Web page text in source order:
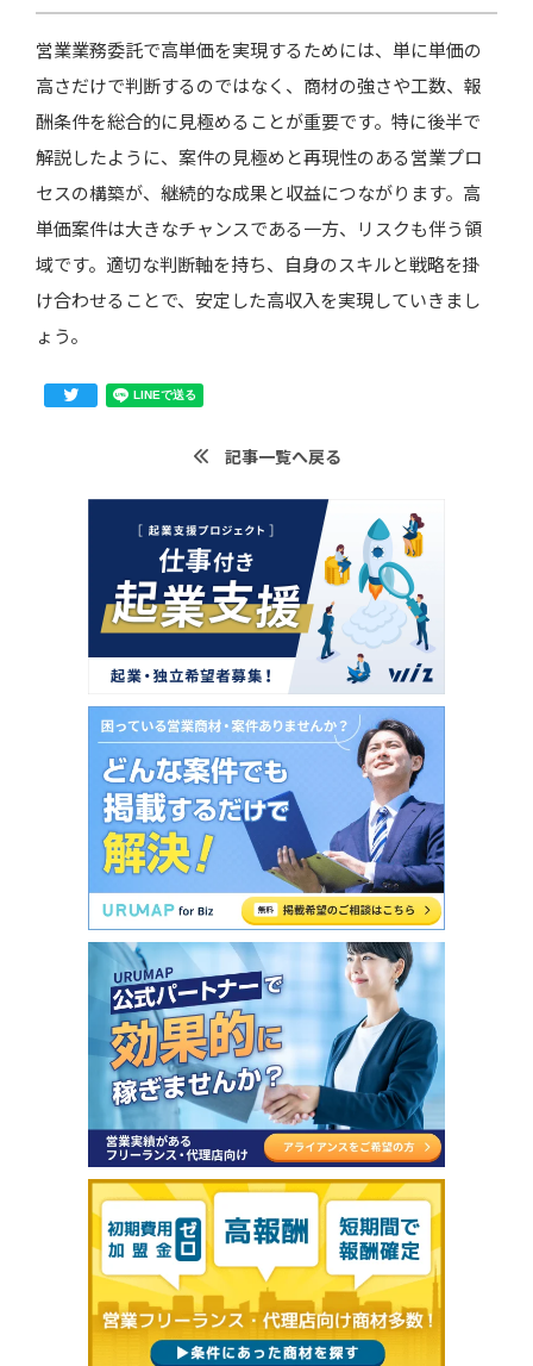
営業業務委託で高単価を実現するためには、単に単価の
高さだけで判断するのではなく、商材の強さや工数、報
酬条件を総合的に見極めることが重要です。特に後半で
解説したように、案件の見極めと再現性のある営業プロ
セスの構築が、継続的な成果と収益につながります。高
単価案件は大きなチャンスである一方、リスクも伴う領
域です。適切な判断軸を持ち、自身のスキルと戦略を掛
け合わせることで、安定した高収入を実現していきまし
ょう。
記事一覧へ戻る